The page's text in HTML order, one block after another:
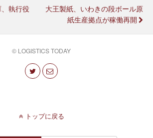
執行役
大王製紙、いわきの段ボール原
紙生産拠点が稼働再開
© LOGISTICS TODAY
トップに戻る